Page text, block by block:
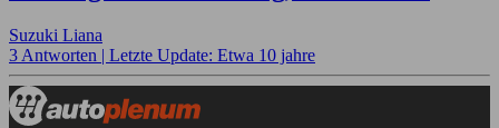
Suzuki Liana
3 Antworten | Letzte Update: Etwa 10 jahre